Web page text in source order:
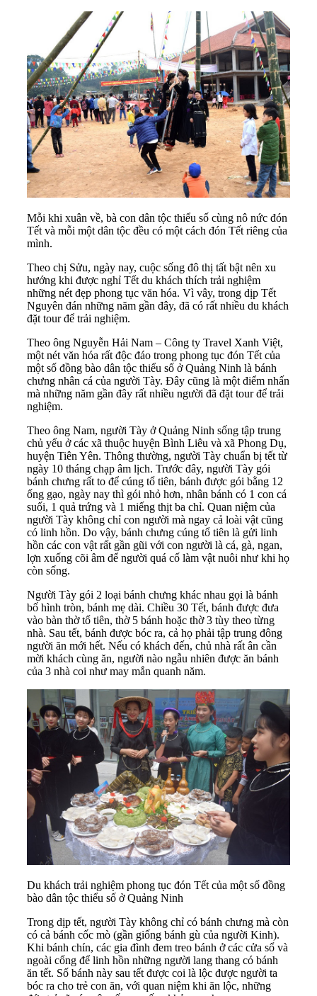
Mỗi khi xuân về, bà con dân tộc thiểu số cùng nô nức đón
Tết và mỗi một dân tộc đều có một cách đón Tết riêng của
mình.
Theo chị Sửu, ngày nay, cuộc sống đô thị tất bật nên xu
hướng khi được nghỉ Tết du khách thích trải nghiệm
những nét đẹp phong tục văn hóa. Vì vây, trong dịp Tết
Nguyên đán những năm gần đây, đã có rất nhiều du khách
đặt tour để trải nghiệm.
Theo ông Nguyễn Hải Nam – Công ty Travel Xanh Việt,
một nét văn hóa rất độc đáo trong phong tục đón Tết của
một số đồng bào dân tộc thiểu số ở Quảng Ninh là bánh
chưng nhân cá của người Tày. Đây cũng là một điểm nhấn
mà những năm gần đây rất nhiều người đã đặt tour để trải
nghiệm.
Theo ông Nam, người Tày ở Quảng Ninh sống tập trung
chủ yếu ở các xã thuộc huyện Bình Liêu và xã Phong Dụ,
huyện Tiên Yên. Thông thường, người Tày chuẩn bị tết từ
ngày 10 tháng chạp âm lịch. Trước đây, người Tày gói
bánh chưng rất to để cúng tổ tiên, bánh được gói bằng 12
ống gạo, ngày nay thì gói nhỏ hơn, nhân bánh có 1 con cá
suối, 1 quả trứng và 1 miếng thịt ba chỉ. Quan niệm của
người Tày không chỉ con người mà ngay cả loài vật cũng
có linh hồn. Do vậy, bánh chưng cúng tổ tiên là gửi linh
hồn các con vật rất gần gũi với con người là cá, gà, ngan,
lợn xuống cõi âm để người quá cố làm vật nuôi như khi họ
còn sống.
Người Tày gói 2 loại bánh chưng khác nhau gọi là bánh
bố hình tròn, bánh mẹ dài. Chiều 30 Tết, bánh được đưa
vào bàn thờ tổ tiên, thờ 5 bánh hoặc thờ 3 tùy theo từng
nhà. Sau tết, bánh được bóc ra, cả họ phải tập trung đông
người ăn mới hết. Nếu có khách đến, chủ nhà rất ân cần
mời khách cùng ăn, người nào ngẫu nhiên được ăn bánh
của 3 nhà coi như may mắn quanh năm.
Du khách trải nghiệm phong tục đón Tết của một số đồng
bào dân tộc thiểu số ở Quảng Ninh
Trong dịp tết, người Tày không chỉ có bánh chưng mà còn
có cả bánh cốc mò (gần giống bánh gù của người Kinh).
Khi bánh chín, các gia đình đem treo bánh ở các cửa sổ và
ngoài cổng để linh hồn những người lang thang có bánh
ăn tết. Số bánh này sau tết được coi là lộc được người ta
bóc ra cho trẻ con ăn, với quan niệm khi ăn lộc, những